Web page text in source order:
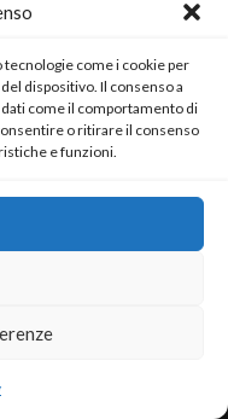
come i cookie per
dispositivo. Il consenso a
come il comportamento di
o ritirare il consenso
e funzioni.